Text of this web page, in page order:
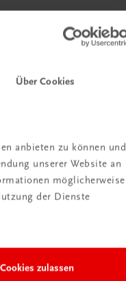
Über Cookies
anbieten zu können und
unserer Website an
möglicherweise
der Dienste
Cookies zulassen